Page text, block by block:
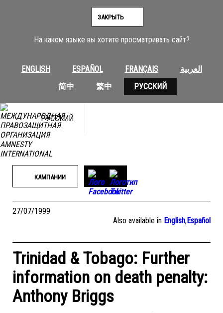
На каком языке вы хотите просматривать сайт?
ENGLISH ESPAÑOL FRANÇAIS
العربية
简中
繁中 РУССКИЙ
ЗАКРЫТЬ
РУССКИЙ
КАМПАНИИ
27/07/1999
Also available in English,Español
Trinidad & Tobago: Further
information on death penalty:
Anthony Briggs